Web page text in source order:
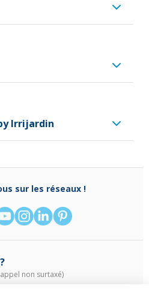
Irrijardin
sur les réseaux !
non surtaxé)